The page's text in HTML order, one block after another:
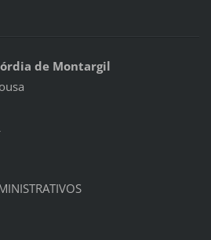
de Montargil